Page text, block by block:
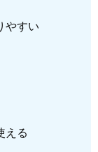
やすい
える